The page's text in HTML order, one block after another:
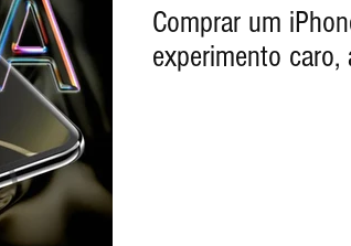
Comprar um
experimento